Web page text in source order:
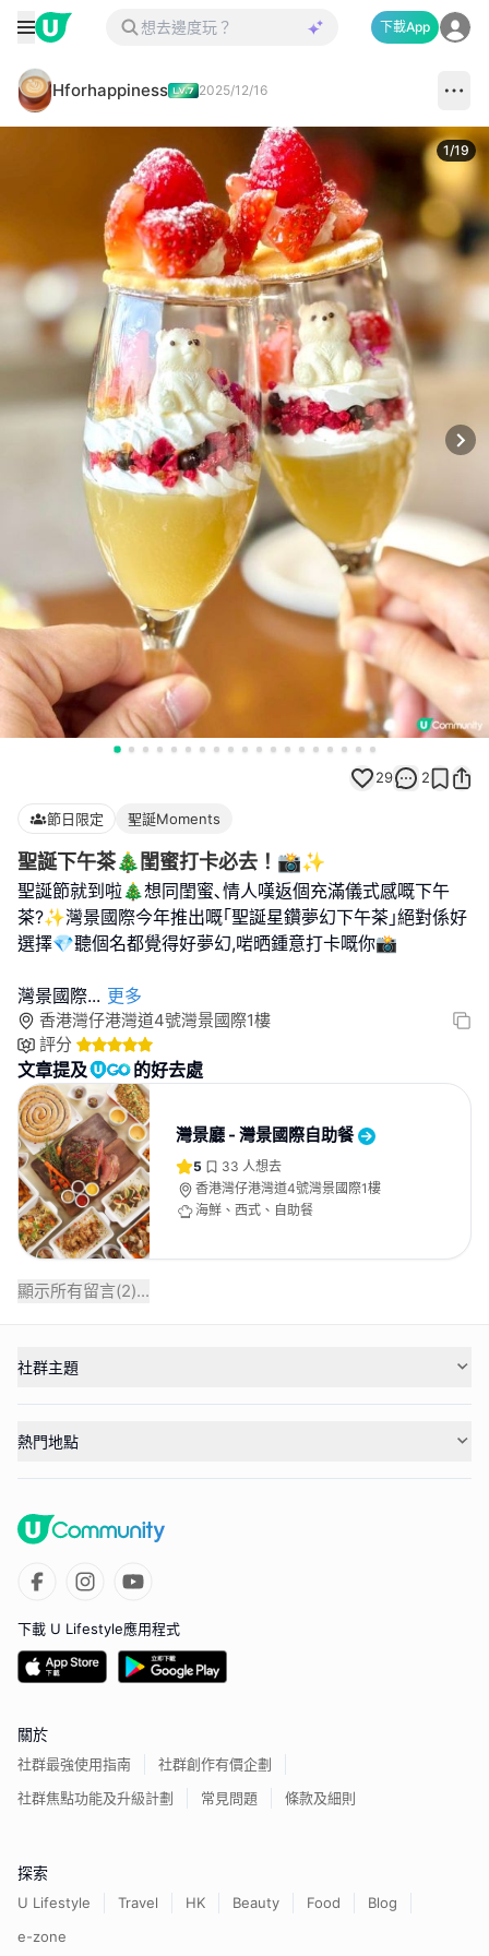
下載App
Hforhappiness 2025/12/16
1/19
29 2
節日限定 聖誕Moments
聖誕下午茶🎄閨蜜打卡必去！📸✨
聖誕節就到啦🎄想同閨蜜､情人嘆返個充滿儀式感嘅下午
茶?✨灣景國際今年推出嘅｢聖誕星鑽夢幻下午茶｣絕對係好
選擇💎聽個名都覺得好夢幻,啱晒鍾意打卡嘅你📸
灣景國際... 更多
香港灣仔港灣道4號灣景國際1樓
評分
文章提及 的好去處
灣景廳 - 灣景國際自助餐
5 33 人想去
香港灣仔港灣道4號灣景國際1樓
海鮮、西式、自助餐
顯示所有留言(2)...
社群主題
熱門地點
下載 U Lifestyle應用程式
關於
社群最強使用指南
社群創作有價企劃
社群焦點功能及升級計劃
常見問題 條款及細則
探索
U Lifestyle Travel HK Beauty Food
Blog
e-zone